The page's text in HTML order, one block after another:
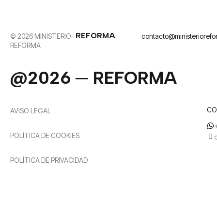
© 2026 MINISTERIO
REFORMA
REFORMA
@2026 ─ REFORMA
AVISO LEGAL
POLÍTICA DE COOKIES
POLÍTICA DE PRIVACIDAD